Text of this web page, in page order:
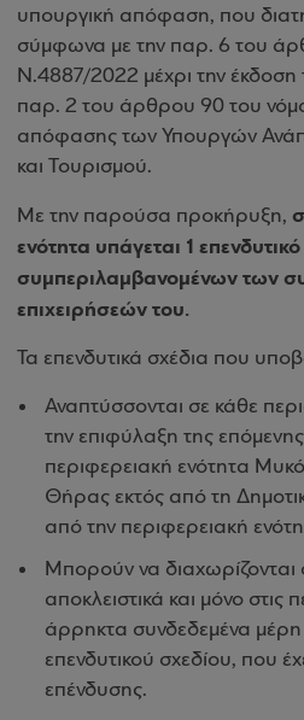
υπουργική απόφαση, που
σύμφωνα με την παρ. 6 του
Ν.4887/2022 μέχρι την έκδοση
παρ. 2 του άρθρου 90 του
απόφασης των Υπουργών
και Τουρισμού.
Με την παρούσα προκήρυξη,
ενότητα υπάγεται 1
συμπεριλαμβανομένων των
επιχειρήσεών του.
Τα επενδυτικά σχέδια που
Αναπτύσσονται σε κάθε
την επιφύλαξη της
περιφερειακή ενότητα
Θήρας εκτός από τη
από την περιφερειακή
Μπορούν να διαχωρίζονται
αποκλειστικά και μόνο στις
άρρηκτα συνδεδεμένα μέρη
επενδυτικού σχεδίου, που
επένδυσης.